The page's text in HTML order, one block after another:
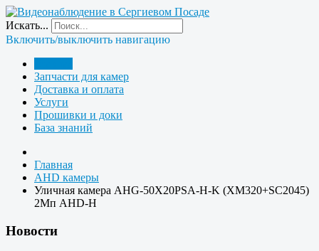
Искать...
Включить/выключить навигацию
Запчасти для камер
Доставка и оплата
Услуги
Прошивки и доки
База знаний
Главная
AHD камеры
Уличная камера AHG-50X20PSA-H-K (XM320+SC2045)
2Мп AHD-H
Новости